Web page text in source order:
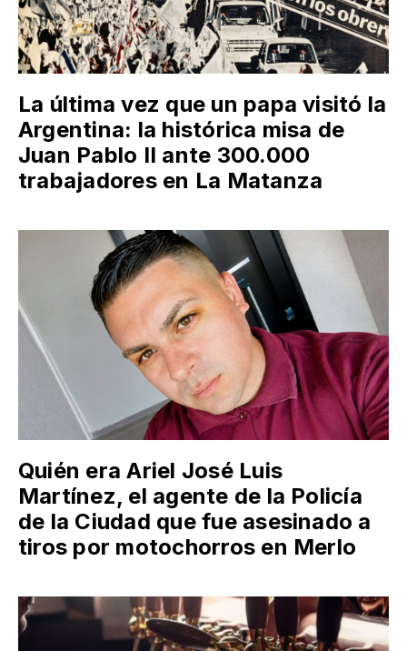
La última vez que un papa visitó la
Argentina: la histórica misa de
Juan Pablo II ante 300.000
trabajadores en La Matanza
Quién era Ariel José Luis
Martínez, el agente de la Policía
de la Ciudad que fue asesinado a
tiros por motochorros en Merlo